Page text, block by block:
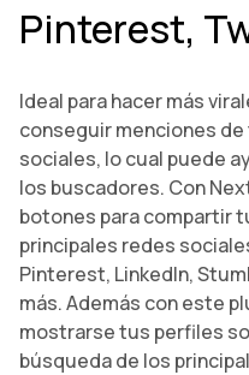
Pinterest,
Ideal para hacer más
conseguir menciones
sociales, lo cual puede
los buscadores. Con
botones para compartir
principales redes
Pinterest, LinkedIn,
más. Además con este
mostrarse tus perfiles
búsqueda de los